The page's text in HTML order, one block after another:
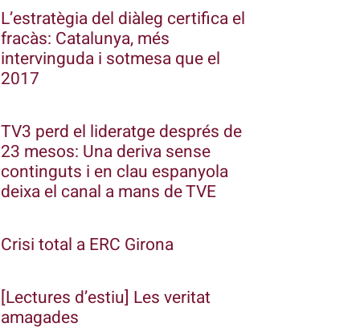
L’estratègia del diàleg certifica el
fracàs: Catalunya, més
intervinguda i sotmesa que el
2017
TV3 perd el lideratge després de
23 mesos: Una deriva sense
continguts i en clau espanyola
deixa el canal a mans de TVE
Crisi total a ERC Girona
[Lectures d’estiu] Les veritat
amagades